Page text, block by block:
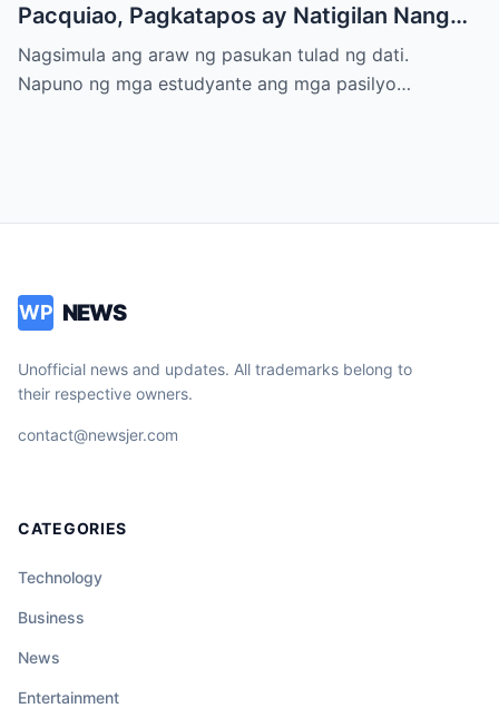
Pacquiao, Pagkatapos ay Natigilan Nang
Malaman Niya Kung Sino ang Ama Nito.
Nagsimula ang araw ng pasukan tulad ng dati.
Napuno ng mga estudyante ang mga pasilyo…
WP NEWS
Unofficial news and updates. All trademarks belong to
their respective owners.
contact@newsjer.com
CATEGORIES
Technology
Business
News
Entertainment